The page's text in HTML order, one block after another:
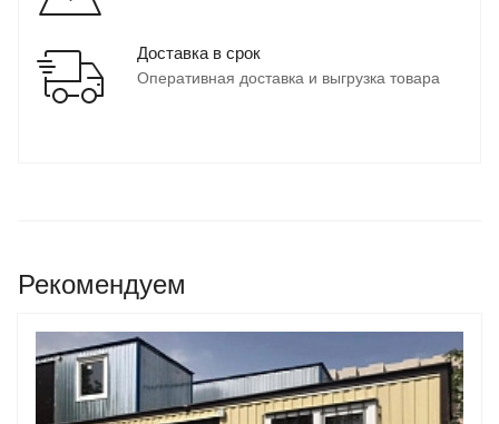
Доставка в срок
Оперативная доставка и выгрузка товара
Рекомендуем